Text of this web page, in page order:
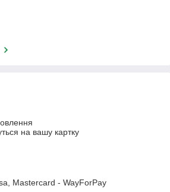
на вашу картку
Mastercard - WayForPay